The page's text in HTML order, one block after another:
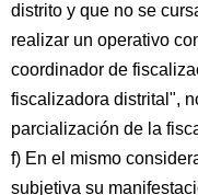
distrito y que no se
realizar un operativo
coordinador de
fiscalizadora distrital",
parcialización de la
f) En el mismo
subjetiva su